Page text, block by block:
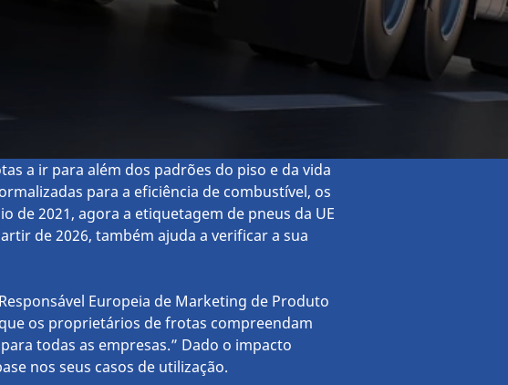
a ir para além dos padrões do piso e da vida
para a eficiência de combustível, os
de 2021, agora a etiquetagem de pneus da UE
de 2026, também ajuda a verificar a sua
Europeia de Marketing de Produto
os proprietários de frotas compreendam
todas as empresas.” Dado o impacto
nos seus casos de utilização.